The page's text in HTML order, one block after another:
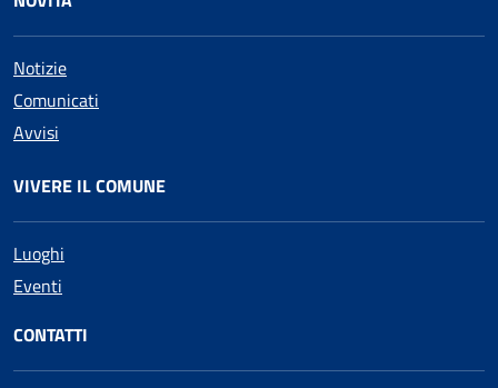
Notizie
Comunicati
Avvisi
VIVERE IL COMUNE
Luoghi
Eventi
CONTATTI